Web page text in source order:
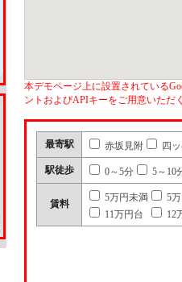
本デモページ上に設置されている
ントおよびAPIキーをご用意いただ
最寄駅 赤坂見附 四
駅徒歩 0～5分 5～10
賃料
5万円未満
5
11万円台
12